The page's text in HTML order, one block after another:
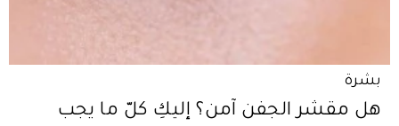
بشرة
هل مقشر الجفن آمن؟ إليكِ كلّ ما يجب